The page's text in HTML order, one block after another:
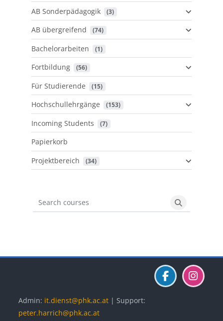
AB Sonderpädagogik (3)
AB übergreifend (74)
Bachelorarbeiten (1)
Fortbildung (56)
Für Studierende (15)
Hochschullehrgänge (153)
Incoming Students (7)
Papierkorb
Projektbereich
(34)
Search courses
Search
Admin: it.dienst@phk.ac.at | Support:
peter.harrich@phk.ac.at